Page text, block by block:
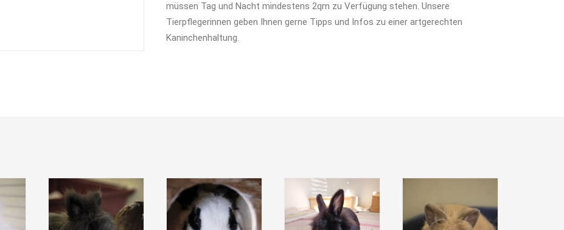
müssen Tag und Nacht mindestens 2qm zu Verfügung stehen. Unsere
Tierpflegerinnen geben Ihnen gerne Tipps und Infos zu einer artgerechten
Kaninchenhaltung.